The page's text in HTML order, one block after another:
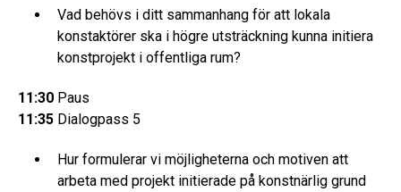
Vad behövs i ditt sammanhang för att lokala
konstaktörer ska i högre utsträckning kunna initiera
konstprojekt i offentliga rum?
11:30 Paus
11:35 Dialogpass 5
Hur formulerar vi möjligheterna och motiven att
arbeta med projekt initierade på konstnärlig grund